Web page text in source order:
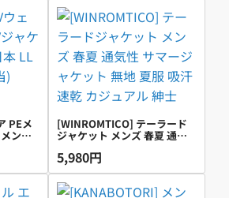
PEメ
ンズ
[WINROMTICO] テーラード
ジャケット メンズ 春夏 通気
服 吸汗速乾 カジュアル 紳士
5,980円